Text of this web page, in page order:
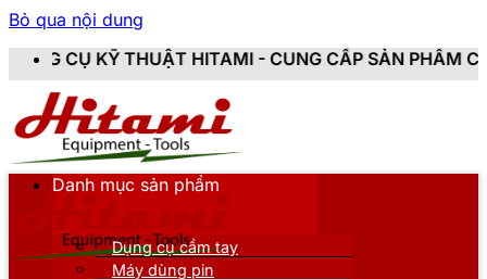
Bỏ qua nội dung
HITAMI - CUNG CẤP SẢN PHẨM CHÍNH HÃNG, MỚI
Danh mục sản phẩm
Dụng cụ cầm tay
Máy dùng pin